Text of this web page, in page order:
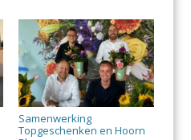
Samenwerking
Topgeschenken en Hoorn